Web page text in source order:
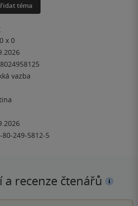
téma
x 0
vazba
80-249-5812-5
recenze čtenářů